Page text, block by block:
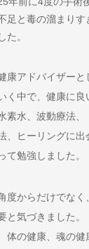
足と毒の溜まりす
た。
康アドバイザーと
く中で、健康に
素水、波動療法、
、ヒーリングに出
て勉強しました。
度からだけでなく
と気づきました。
体の健康、魂の健